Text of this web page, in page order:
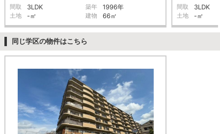
間取 3LDK 築年 1996年
土地 -㎡ 建物 66㎡
間取 3LDK
土地 -㎡
同じ学区の物件はこちら